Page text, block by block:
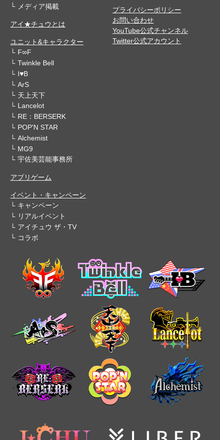
メディア掲載
アイ★チュウとは
ユニット&キャラクター
F∞F
Twinkle Bell
I♥B
ArS
天上天下
Lancelot
RE：BERSERK
POP'N STAR
Alchemist
MG9
宇佐美芸能事務所
アプリゲーム
イベント・キャンペーン
キャンペーン
リアルイベント
アイチュウ ザ・TV
コラボ
プライバシーポリシー
お問い合わせ
YouTube公式チャンネル
Twitter公式アカウント